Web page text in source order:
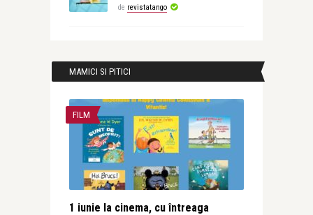
de revistatango
MAMICI SI PITICI
FILM
1 iunie la cinema, cu întreaga